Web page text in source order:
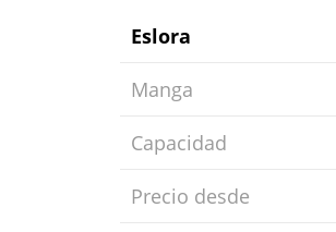
Eslora
Manga
Capacidad
Precio desde